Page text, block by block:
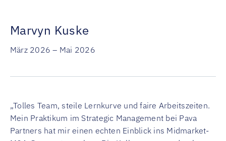
Marvyn Kuske
März 2026 – Mai 2026
„Tolles Team, steile Lernkurve und faire Arbeitszeiten.
Mein Praktikum im Strategic Management bei Pava
Partners hat mir einen echten Einblick ins Midmarket-